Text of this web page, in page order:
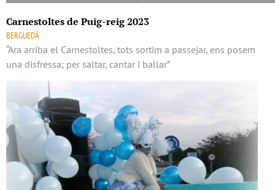
Carnestoltes de Puig-reig 2023
BERGUEDÀ
“Ara arriba el Carnestoltes, tots sortim a passejar, ens posem
una disfressa; per saltar, cantar i ballar”